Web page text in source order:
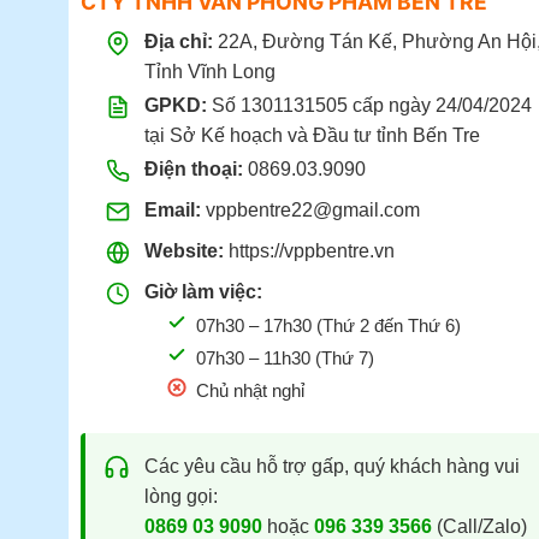
Địa chỉ: 22A, Đường Tán Kế, Phường An
Tỉnh Vĩnh Long
GPKD: Số 1301131505 cấp ngày 24/04/2024
tại Sở Kế hoạch và Đầu tư tỉnh Bến Tre
Điện thoại: 0869.03.9090
Email: vppbentre22@gmail.com
Website: https://vppbentre.vn
Giờ làm việc:
07h30 – 17h30 (Thứ 2 đến Thứ 6)
07h30 – 11h30 (Thứ 7)
Chủ nhật nghỉ
Các yêu cầu hỗ trợ gấp, quý khách hàng vui
lòng gọi:
0869 03 9090hoặc 096 339 3566(Call/Zalo)